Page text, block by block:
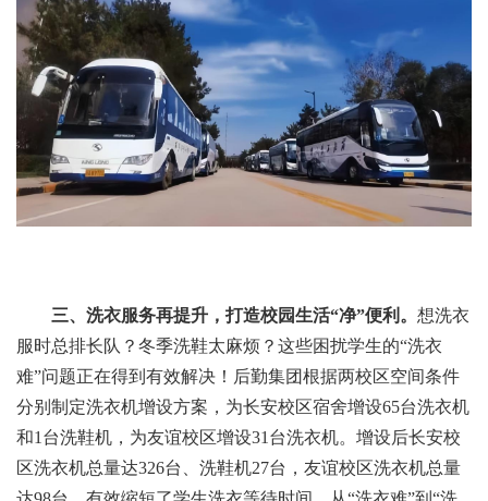
三、洗衣服务再提升，打造校园生活“净”便利。 想洗衣
服时总排长队？冬季洗鞋太麻烦？这些困扰学生的“洗衣
难”问题正在得到有效解决！后勤集团根据两校区空间条件
分别制定洗衣机增设方案，为长安校区宿舍增设65台洗衣机
和1台洗鞋机，为友谊校区增设31台洗衣机。增设后长安校
区洗衣机总量达326台、洗鞋机27台，友谊校区洗衣机总量